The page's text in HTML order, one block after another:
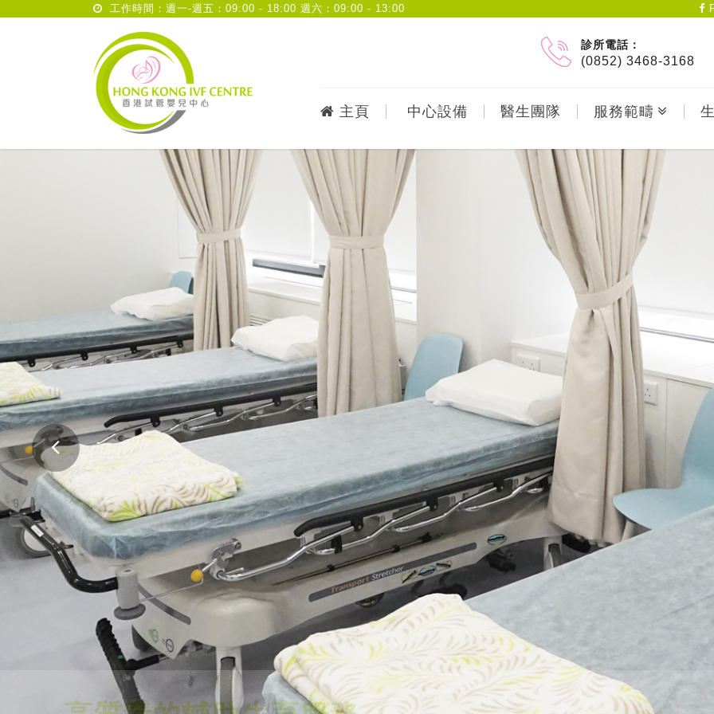
工作時間：週一-週五：09:00 - 18:00 週六：09:00 - 13:00
診所電話：
(0852) 3468-3168
主頁 中心設備 醫生團隊 服務範疇
高質素的輔助生育服務
舒適的環境，專業、可靠及安全的醫療服務，使夫婦們安心地接受專業診斷和治療，提高受孕的機